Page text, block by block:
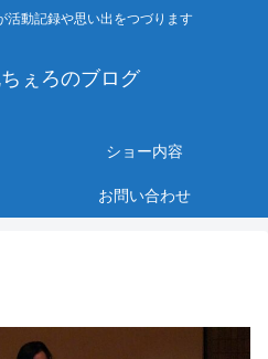
活動記録や思い出をつづります
ぇろのブログ
ショー内容
お問い合わせ